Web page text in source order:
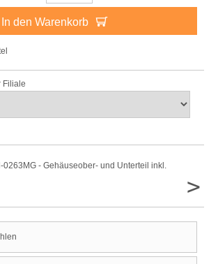
In den Warenkorb
Filiale
0263MG - Gehäuseober- und Unterteil inkl.
>